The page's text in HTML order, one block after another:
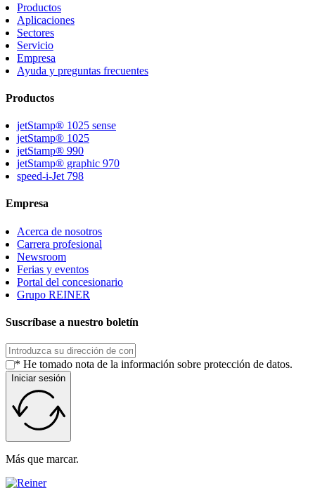
Productos
Aplicaciones
Sectores
Servicio
Empresa
Ayuda y preguntas frecuentes
Productos
jetStamp® 1025 sense
jetStamp® 1025
jetStamp® 990
jetStamp® graphic 970
speed-i-Jet 798
Empresa
Acerca de nosotros
Carrera profesional
Newsroom
Ferias y eventos
Portal del concesionario
Grupo REINER
Suscríbase a nuestro boletín
* He tomado nota de la información sobre protección de datos.
Iniciar sesión
Más que marcar.